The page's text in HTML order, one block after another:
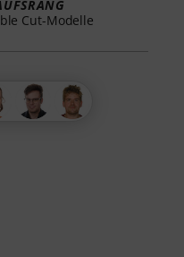
Cut-Modelle